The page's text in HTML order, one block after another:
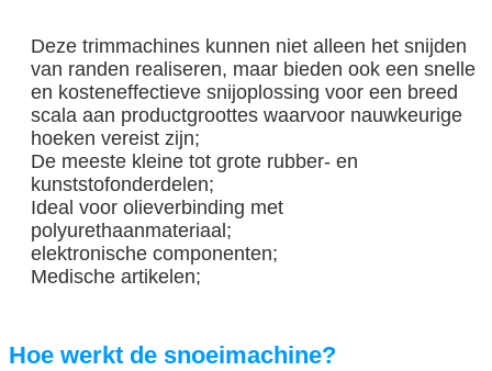
Deze trimmachines kunnen niet alleen het snijden
van randen realiseren, maar bieden ook een snelle
en kosteneffectieve snijoplossing voor een breed
scala aan productgroottes waarvoor nauwkeurige
hoeken vereist zijn;
De meeste kleine tot grote rubber- en
kunststofonderdelen;
Ideal voor olieverbinding met
polyurethaanmateriaal;
elektronische componenten;
Medische artikelen;
Hoe werkt de snoeimachine?